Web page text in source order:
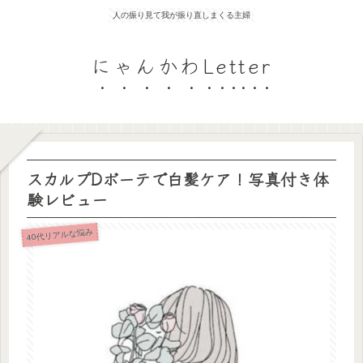
人の振り見て我が振り直しまくる主婦
にゃんかわLetter
スカルプDボーテで白髪ケア！写真付き体
験レビュー
40代リアルな悩み